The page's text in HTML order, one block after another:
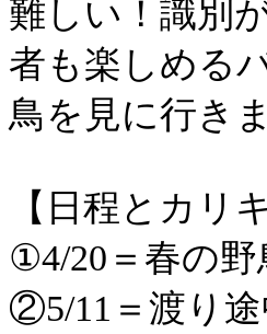
難しい！識別
者も楽しめる
鳥を見に行き
【日程とカリ
①4/20＝春の
②5/11＝渡り